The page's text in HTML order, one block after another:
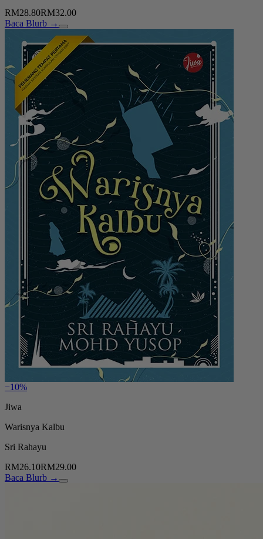
RM28.80RM32.00
Baca Blurb →
−10%
Jiwa
Warisnya Kalbu
Sri Rahayu
RM26.10RM29.00
Baca Blurb →